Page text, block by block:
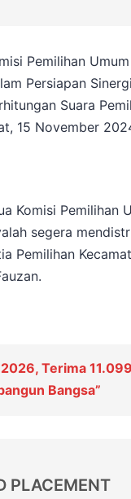
Pemilihan
Persiapan
Suara
15 November
Komisi Pemilihan
segera
Pemilihan
2026, Terima
Bangsa”
PLACEMENT